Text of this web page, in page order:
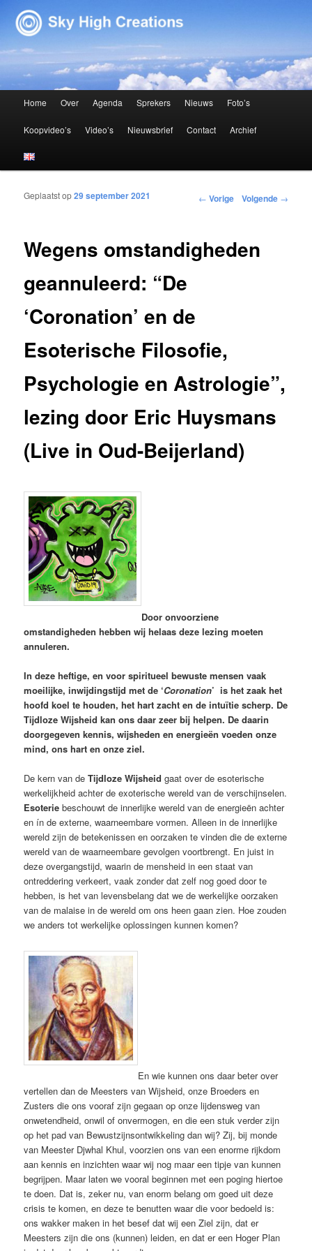
Sky High Creations
Spring naar de primaire inhoud
Spring naar de secundaire inhoud
Home Over Agenda Sprekers Nieuws Foto’s
Koopvideo’s Video’s Nieuwsbrief Contact Archief
Bericht navigatie ← Vorige Volgende →
Wegens omstandigheden
geannuleerd: “De
‘Coronation’ en de
Esoterische Filosofie,
Psychologie en Astrologie”,
lezing door Eric Huysmans
(Live in Oud-Beijerland)
Geplaatst op29 september 2021
Door onvoorziene
omstandigheden hebben wij helaas deze lezing moeten
annuleren.
In deze heftige, en voor spiritueel bewuste mensen vaak
moeilijke, inwijdingstijd met de ‘Coronation’ is het zaak het
hoofd koel te houden, het hart zacht en de intuïtie scherp. De
Tijdloze Wijsheid kan ons daar zeer bij helpen. De daarin
doorgegeven kennis, wijsheden en energieën voeden onze
mind, ons hart en onze ziel.
De kern van deTijdloze Wijsheid gaat over de esoterische
werkelijkheid achter de exoterische wereld van de verschijnselen.
Esoterie beschouwt de innerlijke wereld van de energieën achter
en ín de externe, waarneembare vormen. Alleen in de innerlijke
wereld zijn de betekenissen en oorzaken te vinden die de externe
wereld van de waarneembare gevolgen voortbrengt. En juist in
deze overgangstijd, waarin de mensheid in een staat van
ontreddering verkeert, vaak zonder dat zelf nog goed door te
hebben, is het van levensbelang dat we de werkelijke oorzaken
van de malaise in de wereld om ons heen gaan zien. Hoe zouden
we anders tot werkelijke oplossingen kunnen komen?
En wie kunnen ons daar beter over
vertellen dan de Meesters van Wijsheid, onze Broeders en
Zusters die ons vooraf zijn gegaan op onze lijdensweg van
onwetendheid, onwil of onvermogen, en die een stuk verder zijn
op het pad van Bewustzijnsontwikkeling dan wij? Zij, bij monde
van Meester Djwhal Khul, voorzien ons van een enorme rijkdom
aan kennis en inzichten waar wij nog maar een tipje van kunnen
begrijpen. Maar laten we vooral beginnen met een poging hiertoe
te doen. Dat is, zeker nu, van enorm belang om goed uit deze
crisis te komen, en deze te benutten waar die voor bedoeld is:
ons wakker maken in het besef dat wij een Ziel zijn, dat er
Meesters zijn die ons (kunnen) leiden, en dat er een Hoger Plan